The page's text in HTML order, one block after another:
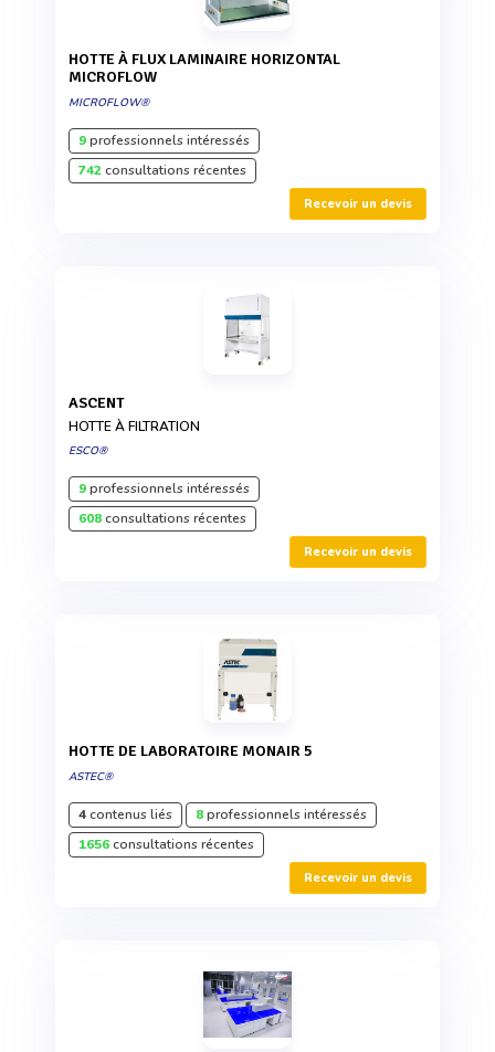
HOTTE À FLUX LAMINAIRE HORIZONTAL
MICROFLOW
MICROFLOW®
9professionnels intéressés
742consultations récentes
Recevoir un devis
ASCENT
HOTTE À FILTRATION
ESCO®
9professionnels intéressés
608consultations récentes
Recevoir un devis
HOTTE DE LABORATOIRE MONAIR 5
ASTEC®
4contenus liés 8professionnels intéressés
1656consultations récentes
Recevoir un devis